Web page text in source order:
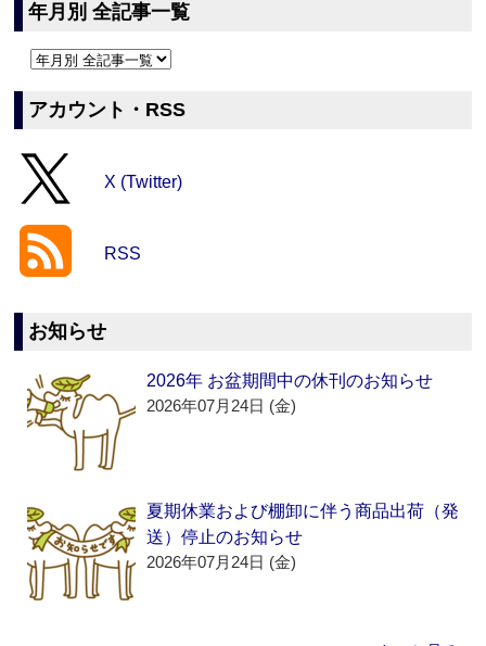
年月別 全記事一覧
アカウント・RSS
X (Twitter)
RSS
お知らせ
2026年 お盆期間中の休刊のお知らせ
2026年07月24日 (金)
夏期休業および棚卸に伴う商品出荷（発
送）停止のお知らせ
2026年07月24日 (金)